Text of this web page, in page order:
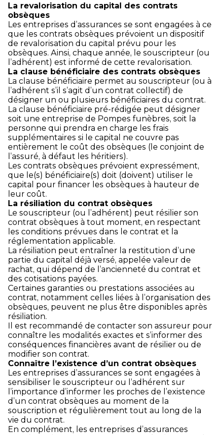
La revalorisation du capital des contrats
obsèques
Les entreprises d’assurances se sont engagées à ce
que les contrats obsèques prévoient un dispositif
de revalorisation du capital prévu pour les
obsèques. Ainsi, chaque année, le souscripteur (ou
l’adhérent) est informé de cette revalorisation.
La clause bénéficiaire des contrats obsèques
La clause bénéficiaire permet au souscripteur (ou à
l’adhérent s’il s’agit d’un contrat collectif) de
désigner un ou plusieurs bénéficiaires du contrat.
La clause bénéficiaire pré-rédigée peut désigner
soit une entreprise de Pompes funèbres, soit la
personne qui prendra en charge les frais
supplémentaires si le capital ne couvre pas
entièrement le coût des obsèques (le conjoint de
l’assuré, à défaut les héritiers).
Les contrats obsèques prévoient expressément,
que le(s) bénéficiaire(s) doit (doivent) utiliser le
capital pour financer les obsèques à hauteur de
leur coût.
La résiliation du contrat obsèques
Le souscripteur (ou l’adhérent) peut résilier son
contrat obsèques à tout moment, en respectant
les conditions prévues dans le contrat et la
réglementation applicable.
La résiliation peut entraîner la restitution d’une
partie du capital déjà versé, appelée valeur de
rachat, qui dépend de l’ancienneté du contrat et
des cotisations payées.
Certaines garanties ou prestations associées au
contrat, notamment celles liées à l’organisation des
obsèques, peuvent ne plus être disponibles après
résiliation.
Il est recommandé de contacter son assureur pour
connaître les modalités exactes et s’informer des
conséquences financières avant de résilier ou de
modifier son contrat.
Connaître l’existence d’un contrat obsèques
Les entreprises d’assurances se sont engagées à
sensibiliser le souscripteur ou l’adhérent sur
l’importance d’informer les proches de l’existence
d’un contrat obsèques au moment de la
souscription et régulièrement tout au long de la
vie du contrat.
En complément, les entreprises d’assurances